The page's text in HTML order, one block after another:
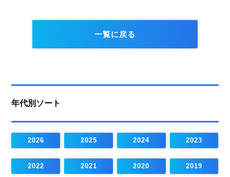
一覧に戻る
年代別ソート
2026 2025 2024 2023
2022 2021 2020 2019